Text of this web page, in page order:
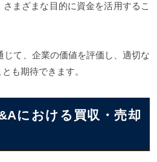
まざまな目的に資金を活用するこ
じて、企業の価値を評価し、適切な
も期待できます。
における買収・売却